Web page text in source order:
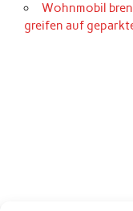
Wohnmobil
greifen auf